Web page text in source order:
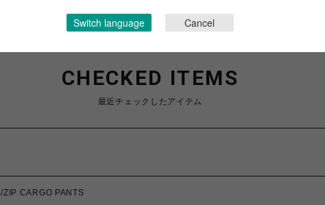
CHECKED ITEMS
最近チェックしたアイテム
CARGO PANTS
Switch language Cancel